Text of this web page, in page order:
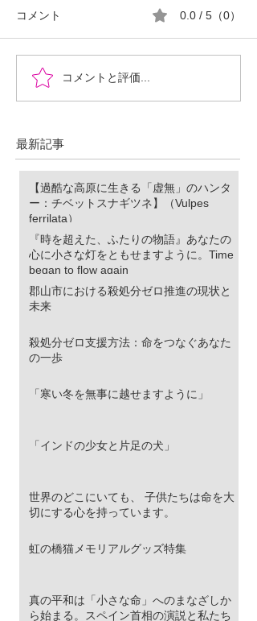
『時を超えた、ふたりの
物語』あなたの心に小さ
に。Time began to flow again
コメント 0.0 / 5（0）
コメントと評価...
最新記事
【過酷な高原に生きる「虚無」のハンタ
ー：チベットスナギツネ】（Vulpes
ferrilata）
『時を超えた、ふたりの物語』あなたの
心に小さな灯をともせますように。Time
began to flow again
郡山市における殺処分ゼロ推進の現状と
未来
殺処分ゼロ支援方法：命をつなぐあなた
の一歩
「寒い冬を無事に越せますように」
「インドの少女と片足の犬」
世界のどこにいても、 子供たちは命を大
切にする心を持っています。
虹の橋猫メモリアルグッズ特集
真の平和は「小さな命」へのまなざしか
ら始まる。スペイン首相の演説と私たち